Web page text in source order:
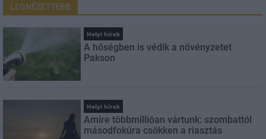
LEGNÉZETTEBB
Helyi hírek
A hőségben is védik a növényzetet
Pakson
Helyi hírek
Amire többmillióan vártunk: szombattól
másodfokúra csökken a riasztás